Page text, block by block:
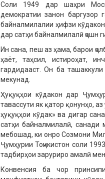
Соли 1949 дар шаҳри
демократии занон
байналмилалии ҳифзи
дар сатҳи байналмилалӣ ҷашн
Ин сана, пеш аз ҳама, барои
ҳаёт, таҳсил, истироҳат,
гардидааст. Он ба
мекунад.
Ҳуқуқҳои кӯдакон дар
тавассути як қатор қонунҳо,
ҳуқуқҳои кӯдак» ва дигар
сатҳи байналмилалӣ, санади
мебошад, ки онро Созмони
Ҷумҳурии Тоҷикистон соли
тадбирҳои заруриро амалӣ
Конвенсия ба чор